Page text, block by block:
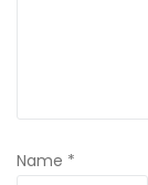
Name *